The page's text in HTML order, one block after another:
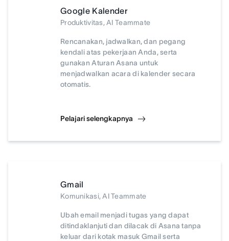
Google Kalender
Produktivitas, AI Teammate
Rencanakan, jadwalkan, dan pegang
kendali atas pekerjaan Anda, serta
gunakan Aturan Asana untuk
menjadwalkan acara di kalender secara
otomatis.
Pelajari selengkapnya
Gmail
Komunikasi, AI Teammate
Ubah email menjadi tugas yang dapat
ditindaklanjuti dan dilacak di Asana tanpa
keluar dari kotak masuk Gmail serta